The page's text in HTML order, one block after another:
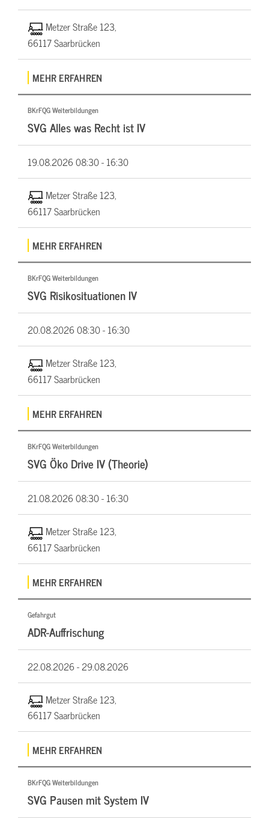
Metzer Straße 123,
66117 Saarbrücken
MEHR ERFAHREN
BKrFQG Weiterbildungen
SVG Alles was Recht ist IV
19.08.202608:30 - 16:30
Metzer Straße 123,
66117 Saarbrücken
MEHR ERFAHREN
BKrFQG Weiterbildungen
SVG Risikosituationen IV
20.08.202608:30 - 16:30
Metzer Straße 123,
66117 Saarbrücken
MEHR ERFAHREN
BKrFQG Weiterbildungen
SVG Öko Drive IV (Theorie)
21.08.202608:30 - 16:30
Metzer Straße 123,
66117 Saarbrücken
MEHR ERFAHREN
Gefahrgut
ADR-Auffrischung
22.08.2026 -29.08.2026
Metzer Straße 123,
66117 Saarbrücken
MEHR ERFAHREN
BKrFQG Weiterbildungen
SVG Pausen mit System IV